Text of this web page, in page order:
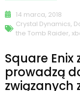
14 marca, 2018
Crystal Dynamics,
the Tomb Raider,
Square
prowadzą
związanych